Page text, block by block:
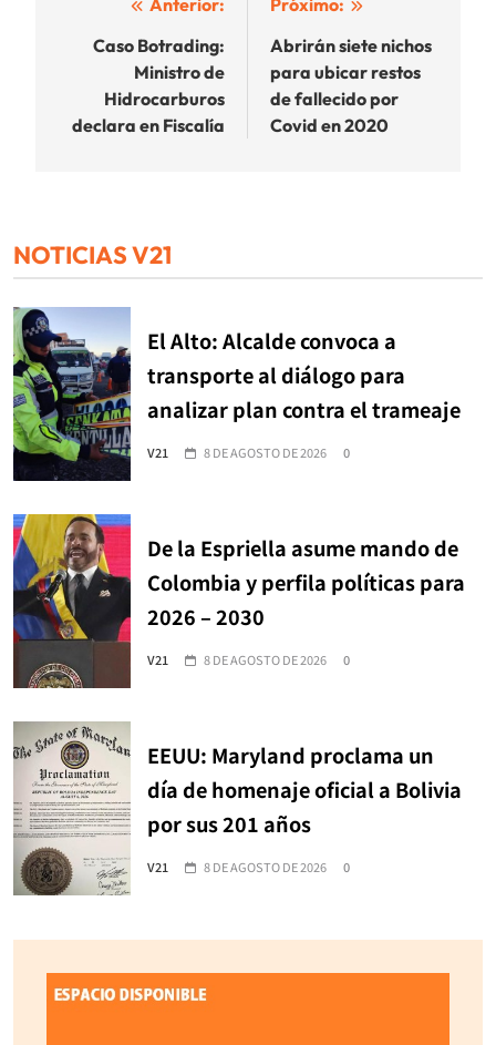
Navegación
entradas
Caso Botrading:
Ministro de
Hidrocarburos
declara en Fiscalía
Abrirán siete nichos
para ubicar restos
de fallecido por
Covid en 2020
NOTICIAS V21
El Alto: Alcalde convoca a
transporte al diálogo para
analizar plan contra el trameaje
V21 8 DE AGOSTO DE 2026 0
De la Espriella asume mando de
Colombia y perfila políticas para
2026 – 2030
V21 8 DE AGOSTO DE 2026 0
EEUU: Maryland proclama un
día de homenaje oficial a Bolivia
por sus 201 años
V21 8 DE AGOSTO DE 2026 0